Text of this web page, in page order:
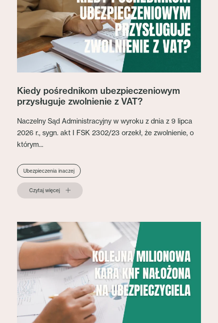
Kiedy pośrednikom ubezpieczeniowym
przysługuje zwolnienie z VAT?
Naczelny Sąd Administracyjny w wyroku z dnia z 9 lipca
2026 r., sygn. akt I FSK 2302/23 orzekł, że zwolnienie, o
którym...
Ubezpieczenia inaczej
Czytaj więcej